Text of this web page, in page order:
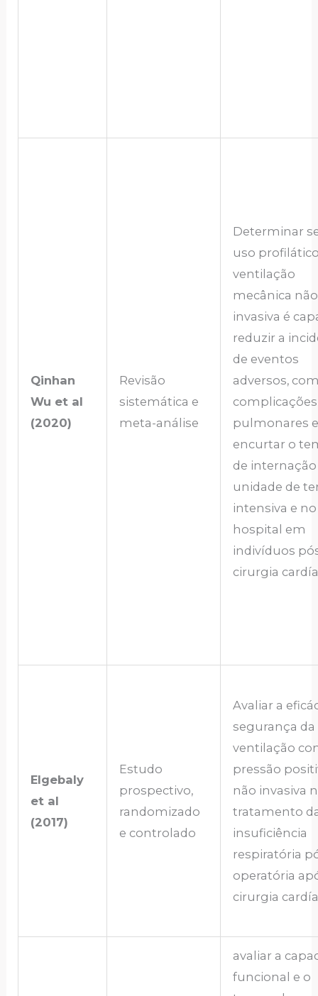
Qinhan
Wu et al
(2020)
Revisão
sistemática e
meta-análise
Determinar
uso
ventilação
mecânica não
invasiva é
reduzir a
de eventos
adversos,
complicações
pulmonares e
encurtar o
de
unidade de
intensiva e no
hospital em
indivíduos
cirurgia
Elgebaly
et al
(2017)
Estudo
prospectivo,
randomizado
e controlado
Avaliar a
segurança da
ventilação
pressão
não invasiva
tratamento
insuficiência
respiratória
operatória
cirurgia
avaliar a
funcional e o